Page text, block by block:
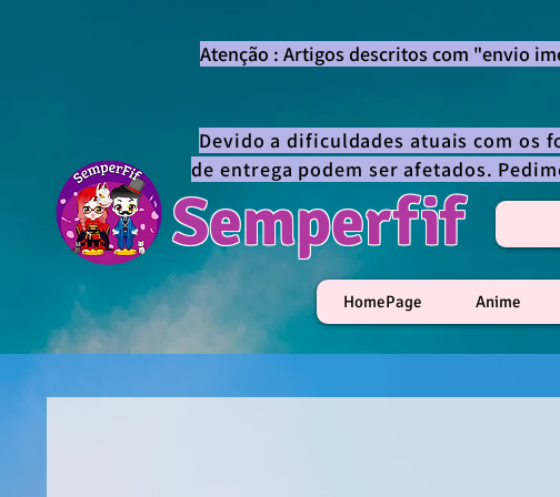
Semperfif
Atenção : Artigos descritos com "envio
Devido a dificuldades atuais com os
de entrega podem ser afetados.
HomePage Anime